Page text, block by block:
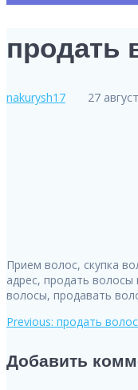
продать
nakurysh17 27
Прием волос, скупка
адрес, продать волосы
волосы, продавать
по
Previous: Previous
продать
Добавить